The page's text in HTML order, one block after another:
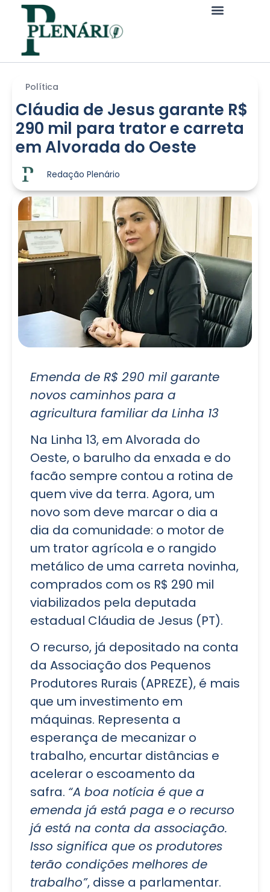
Política
Cláudia de Jesus garante R$
290 mil para trator e carreta
em Alvorada do Oeste
Redação Plenário
Emenda de R$ 290 mil garante
novos caminhos para a
agricultura familiar da Linha 13
Na Linha 13, em Alvorada do
Oeste, o barulho da enxada e do
facão sempre contou a rotina de
quem vive da terra. Agora, um
novo som deve marcar o dia a
dia da comunidade: o motor de
um trator agrícola e o rangido
metálico de uma carreta novinha,
comprados com os R$ 290 mil
viabilizados pela deputada
estadual Cláudia de Jesus (PT).
O recurso, já depositado na conta
da Associação dos Pequenos
Produtores Rurais (APREZE), é mais
que um investimento em
máquinas. Representa a
esperança de mecanizar o
trabalho, encurtar distâncias e
acelerar o escoamento da
safra. “A boa notícia é que a
emenda já está paga e o recurso
já está na conta da associação.
Isso significa que os produtores
terão condições melhores de
trabalho”, disse a parlamentar.